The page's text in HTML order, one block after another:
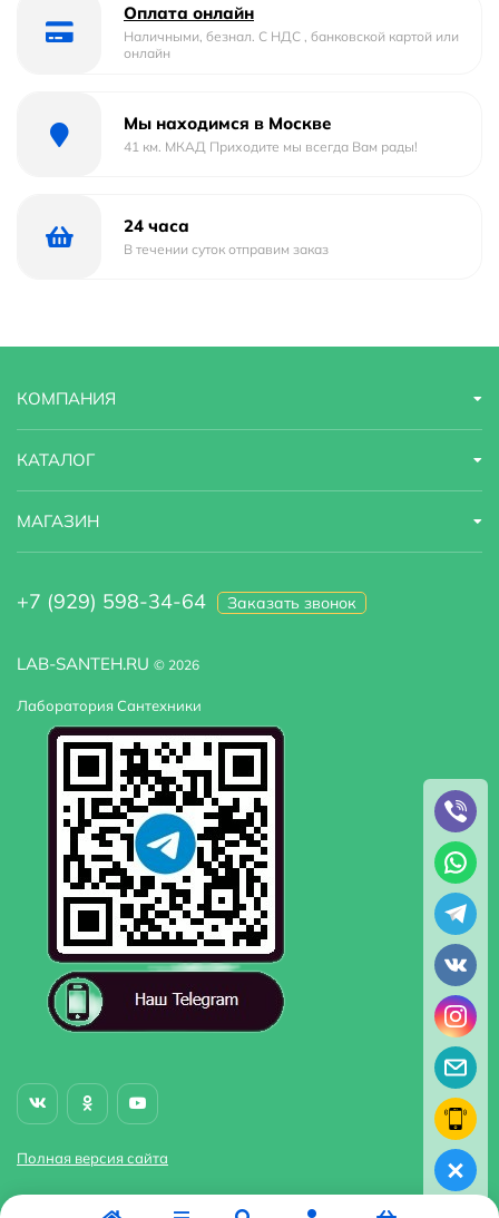
Оплата онлайн
Наличными, безнал. С НДС , банковской картой или
онлайн
Мы находимся в Москве
41 км. МКАД Приходите мы всегда Вам рады!
24 часа
В течении суток отправим заказ
LAB-SANTEH.RU © 2026
Лаборатория Сантехники
Полная версия сайта
КОМПАНИЯ
КАТАЛОГ
МАГАЗИН
+7 (929) 598-34-64 Заказать звонок